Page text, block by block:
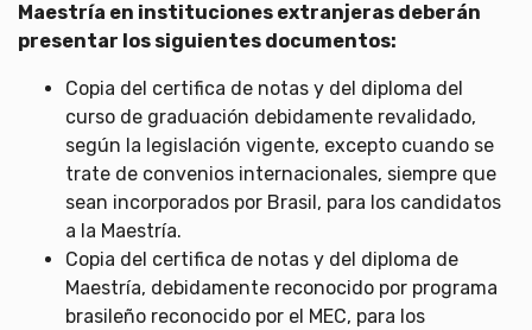
Maestría en instituciones extranjeras deberán
presentar los siguientes documentos:
Copia del certifica de notas y del diploma del
curso de graduación debidamente revalidado,
según la legislación vigente, excepto cuando se
trate de convenios internacionales, siempre que
sean incorporados por Brasil, para los candidatos
a la Maestría.
Copia del certifica de notas y del diploma de
Maestría, debidamente reconocido por programa
brasileño reconocido por el MEC, para los